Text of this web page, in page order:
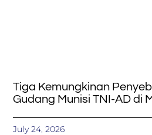
Tiga Kemungkinan
Gudang Munisi TNI-AD di
July 24, 2026